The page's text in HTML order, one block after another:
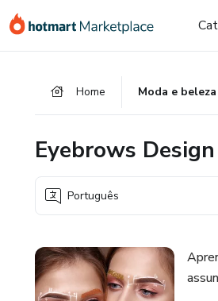
para
para
para
Home Moda e beleza
Eyebrows
Português